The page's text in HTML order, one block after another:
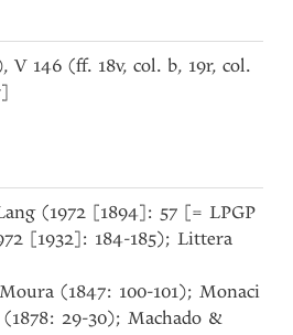
V 146 (ff. 18v, col. b, 19r, col.
(1972 [1894]: 57 [= LPGP
[1932]: 184-185); Littera
(1847: 100-101); Monaci
29-30); Machado &